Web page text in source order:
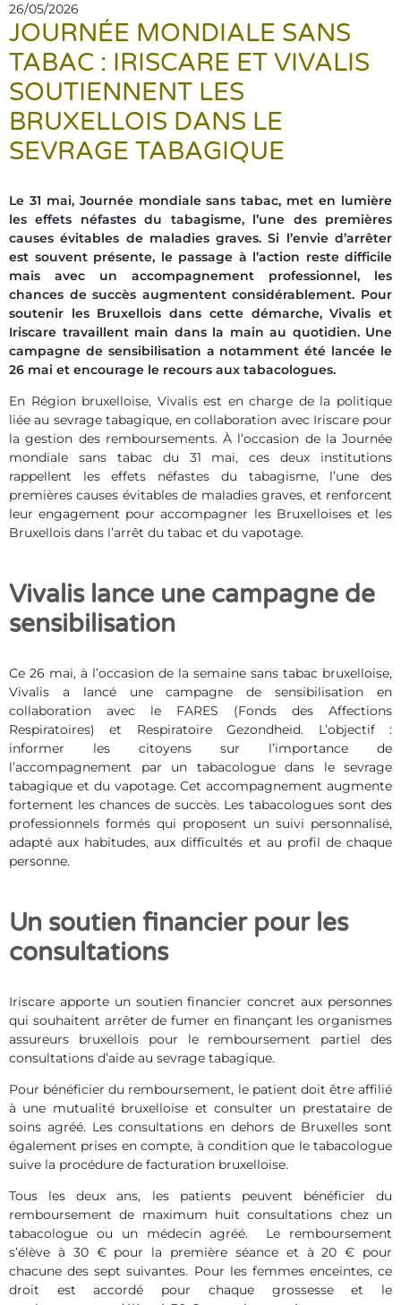
26/05/2026
JOURNÉE MONDIALE SANS
TABAC : IRISCARE ET VIVALIS
SOUTIENNENT LES
BRUXELLOIS DANS LE
SEVRAGE TABAGIQUE
Le 31 mai, Journée mondiale sans tabac, met en lumière
les effets néfastes du tabagisme, l’une des premières
causes évitables de maladies graves. Si l’envie d’arrêter
est souvent présente, le passage à l’action reste difficile
mais avec un accompagnement professionnel, les
chances de succès augmentent considérablement. Pour
soutenir les Bruxellois dans cette démarche, Vivalis et
Iriscare travaillent main dans la main au quotidien. Une
campagne de sensibilisation a notamment été lancée le
26 mai et encourage le recours aux tabacologues.
En Région bruxelloise, Vivalis est en charge de la politique
liée au sevrage tabagique, en collaboration avec Iriscare pour
la gestion des remboursements. À l’occasion de la Journée
mondiale sans tabac du 31 mai, ces deux institutions
rappellent les effets néfastes du tabagisme, l’une des
premières causes évitables de maladies graves, et renforcent
leur engagement pour accompagner les Bruxelloises et les
Bruxellois dans l’arrêt du tabac et du vapotage.
Vivalis lance une campagne de
sensibilisation
Ce 26 mai, à l’occasion de la semaine sans tabac bruxelloise,
Vivalis a lancé une campagne de sensibilisation en
collaboration avec le FARES (Fonds des Affections
Respiratoires) et Respiratoire Gezondheid. L’objectif :
informer les citoyens sur l’importance de
l’accompagnement par un tabacologue dans le sevrage
tabagique et du vapotage. Cet accompagnement augmente
fortement les chances de succès. Les tabacologues sont des
professionnels formés qui proposent un suivi personnalisé,
adapté aux habitudes, aux difficultés et au profil de chaque
personne.
Un soutien financier pour les
consultations
Iriscare apporte un soutien financier concret aux personnes
qui souhaitent arrêter de fumer en finançant les organismes
assureurs bruxellois pour le remboursement partiel des
consultations d’aide au sevrage tabagique.
Pour bénéficier du remboursement, le patient doit être affilié
à une mutualité bruxelloise et consulter un prestataire de
soins agréé. Les consultations en dehors de Bruxelles sont
également prises en compte, à condition que le tabacologue
suive la procédure de facturation bruxelloise.
Tous les deux ans, les patients peuvent bénéficier du
remboursement de maximum huit consultations chez un
tabacologue ou un médecin agréé. Le remboursement
s’élève à 30 € pour la première séance et à 20 € pour
chacune des sept suivantes. Pour les femmes enceintes, ce
droit est accordé pour chaque grossesse et le